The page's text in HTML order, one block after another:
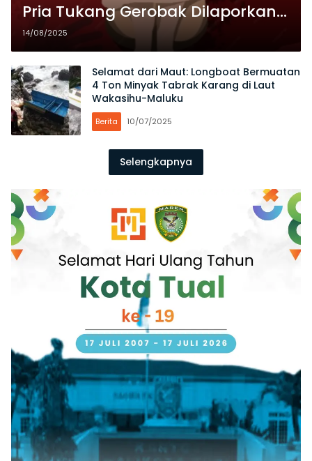
Pria Tukang Gerobak Dilaporkan
ke Polisi Ambon
14/08/2025
Selamat dari Maut: Longboat Bermuatan
4 Ton Minyak Tabrak Karang di Laut
Wakasihu-Maluku
Berita 10/07/2025
Selengkapnya